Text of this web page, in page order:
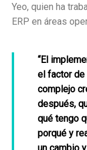
Yeo, quien ha
ERP en áreas
“El
el factor de
complejo
después,
qué tengo
porqué y